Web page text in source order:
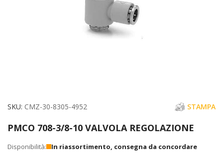
Vai
della
SKU CMZ-30-8305-4952 STAMPA
PMCO 708-3/8-10 VALVOLA REGOLAZIONE
In riassortimento, consegna da concordare